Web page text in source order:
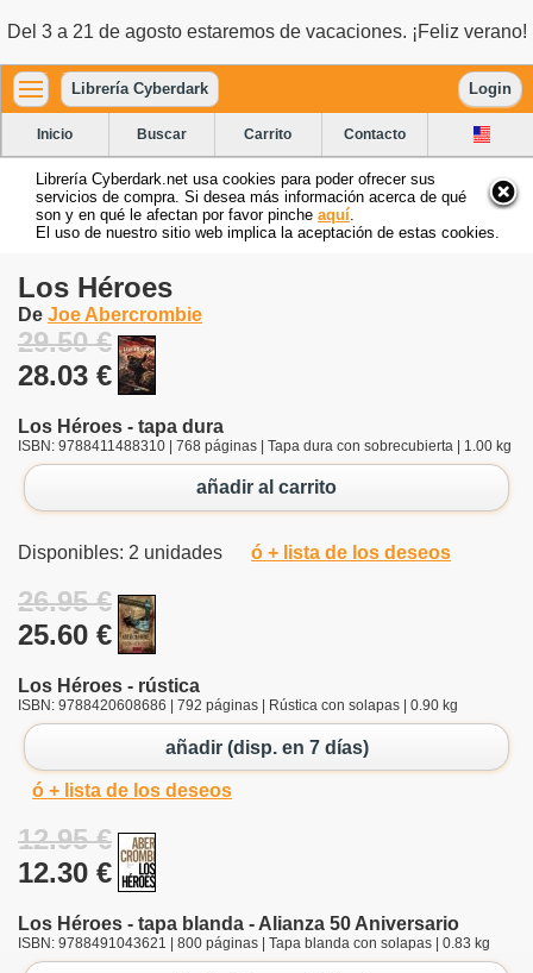
Del 3 a 21 de agosto estaremos de vacaciones. ¡Feliz verano!
Librería Cyberdark Login
Inicio Buscar Carrito Contacto
Librería Cyberdark.net usa cookies para poder ofrecer sus
servicios de compra. Si desea más información acerca de qué
son y en qué le afectan por favor pinche aquí
El uso de nuestro sitio web implica la aceptación de estas cookies.
Los Héroes
De Joe Abercrombie
29.50 €
28.03 €
Los Héroes - tapa dura
ISBN: 9788411488310 | 768 páginas | Tapa dura con sobrecubierta | 1.00 kg
añadir al carrito
Disponibles: 2 unidades ó + lista de los deseos
26.95 €
25.60 €
Los Héroes - rústica
ISBN: 9788420608686 | 792 páginas | Rústica con solapas | 0.90 kg
añadir (disp. en 7 días)
ó + lista de los deseos
12.95 €
12.30 €
Los Héroes - tapa blanda - Alianza 50 Aniversario
ISBN: 9788491043621 | 800 páginas | Tapa blanda con solapas | 0.83 kg